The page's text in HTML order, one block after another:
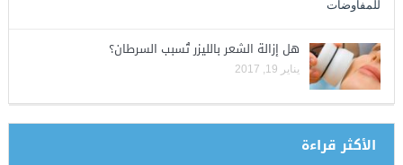
هل إزالة الشعر بالليزر تُسبب السرطان؟
يناير 19, 2017
الأكثر قراءة